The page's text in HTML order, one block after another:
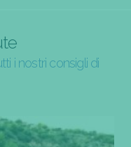
i nostri consigli di